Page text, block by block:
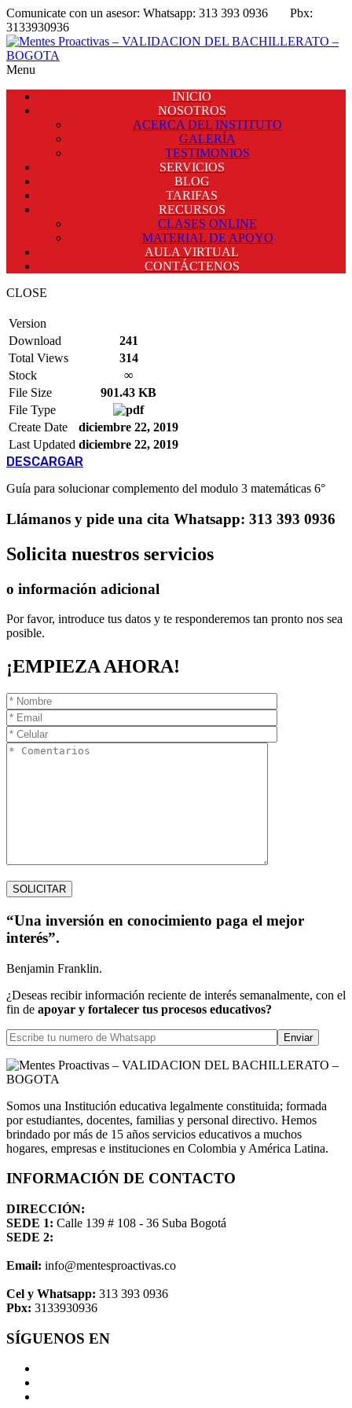
Comunicate con un asesor: Whatsapp: 313 393 0936 Pbx:
3133930936
Menu
INICIO
NOSOTROS
ACERCA DEL INSTITUTO
GALERÍA
TESTIMONIOS
SERVICIOS
BLOG
TARIFAS
RECURSOS
CLASES ONLINE
MATERIAL DE APOYO
AULA VIRTUAL
CONTÁCTENOS
CLOSE
Version
Download
241
Total Views
314
Stock
∞
File Size
901.43 KB
File Type
Create Date
diciembre 22, 2019
Last Updated diciembre 22, 2019
DESCARGAR
Guía para solucionar complemento del modulo 3 matemáticas 6°
Llámanos y pide una cita Whatsapp: 313 393 0936
Solicita nuestros servicios
o información adicional
Por favor, introduce tus datos y te responderemos tan pronto nos sea
posible.
¡EMPIEZA AHORA!
“Una inversión en conocimiento paga el mejor
interés”.
Benjamin Franklin.
¿Deseas recibir información reciente de interés semanalmente, con el
fin de apoyar y fortalecer tus procesos educativos?
Somos una Institución educativa legalmente constituida; formada
por estudiantes, docentes, familias y personal directivo. Hemos
brindado por más de 15 años servicios educativos a muchos
hogares, empresas e instituciones en Colombia y América Latina.
INFORMACIÓN DE CONTACTO
DIRECCIÓN:
SEDE 1: Calle 139 # 108 - 36 Suba Bogotá
SEDE 2:
Email: info@mentesproactivas.co
Cel y Whatsapp: 313 393 0936
Pbx: 3133930936
SÍGUENOS EN